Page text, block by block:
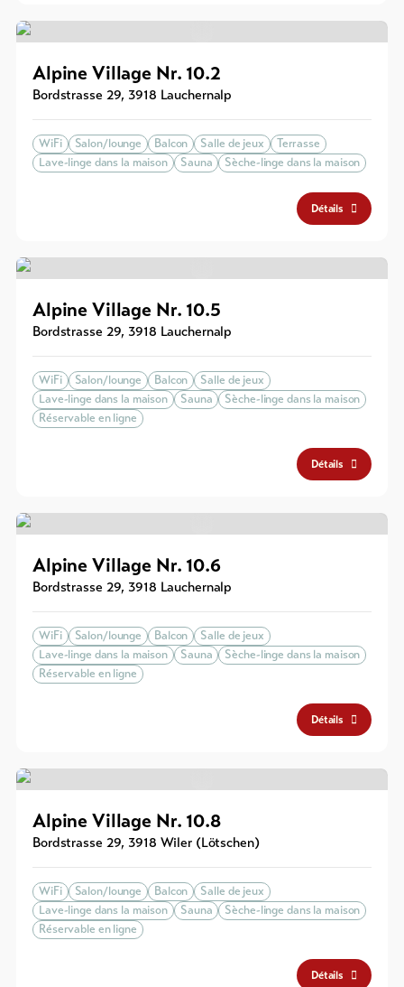
Alpine Village Nr. 10.2
Bordstrasse 29, 3918 Lauchernalp
WiFi Salon/lounge Balcon Salle de jeux
Terrasse
Lave-linge dans la maison
Sauna Sèche-linge dans la maison
Détails
Alpine Village Nr. 10.5
Bordstrasse 29, 3918 Lauchernalp
WiFi Salon/lounge Balcon
Salle de jeux
Lave-linge dans la maison
Sauna
Sèche-linge dans la maison
Réservable en ligne
Détails
Alpine Village Nr. 10.6
Bordstrasse 29, 3918 Lauchernalp
WiFi Salon/lounge Balcon
Salle de jeux
Lave-linge dans la maison
Sauna
Sèche-linge dans la maison
Réservable en ligne
Détails
Alpine Village Nr. 10.8
Bordstrasse 29, 3918 Wiler (Lötschen)
WiFi Salon/lounge Balcon
Salle de jeux
Lave-linge dans la maison
Sauna
Sèche-linge dans la maison
Réservable en ligne
Détails